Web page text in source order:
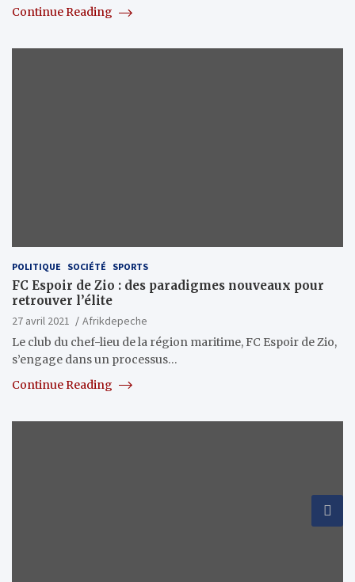
Continue Reading
POLITIQUE SOCIÉTÉ SPORTS
FC Espoir de Zio : des paradigmes nouveaux pour
retrouver l’élite
27 avril 2021
Afrikdepeche
Le club du chef-lieu de la région maritime, FC Espoir de Zio,
s’engage dans un processus…
Continue Reading